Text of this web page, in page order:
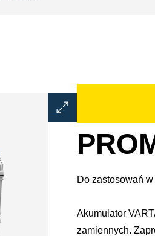
Otwórz
okno
obrazu
Do zastosowań
Akumulator
zamiennych.